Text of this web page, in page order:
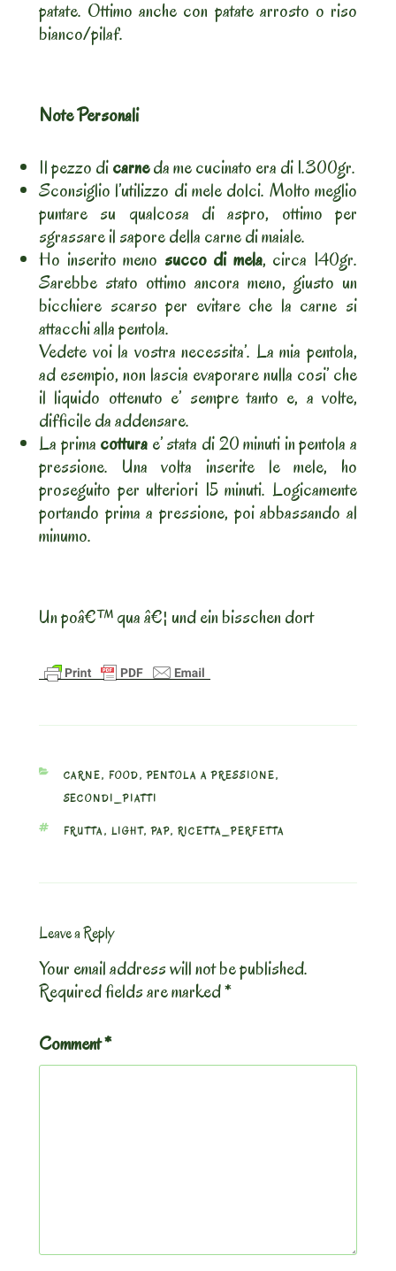
patate. Ottimo anche con patate arrosto o riso
bianco/pilaf.
Note Personali
Il pezzo dicarneda me cucinato era di 1.300gr.
Sconsiglio l’utilizzo di mele dolci. Molto meglio
puntare su qualcosa di aspro, ottimo per
sgrassare il sapore della carne di maiale.
Ho inserito meno succo di mela, circa 140gr.
Sarebbe stato ottimo ancora meno, giusto un
bicchiere scarso per evitare che la carne si
attacchi alla pentola.
Vedete voi la vostra necessita’. La mia pentola,
ad esempio, non lascia evaporare nulla cosi’ che
il liquido ottenuto e’ sempre tanto e, a volte,
difficile da addensare.
La prima cottura e’ stata di 20 minuti in pentola a
pressione. Una volta inserite le mele, ho
proseguito per ulteriori 15 minuti. Logicamente
portando prima a pressione, poi abbassando al
minumo.
Un poâ€™ qua â€¦ und ein bisschen dort
CATEGORIES
CARNE, FOOD,PENTOLA A PRESSIONE,
SECONDI_PIATTI
TAGS
FRUTTA, LIGHT,PAP, RICETTA_PERFETTA
Leave a Reply
Your email address will not be published.
Required fields are marked*
Comment*